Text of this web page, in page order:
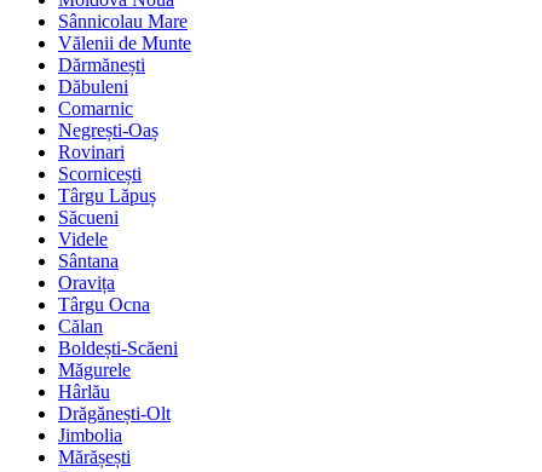
Sânnicolau Mare
Vălenii de Munte
Dărmănești
Dăbuleni
Comarnic
Negrești-Oaș
Rovinari
Scornicești
Târgu Lăpuș
Săcueni
Videle
Sântana
Oravița
Târgu Ocna
Călan
Boldești-Scăeni
Măgurele
Hârlău
Drăgănești-Olt
Jimbolia
Mărășești